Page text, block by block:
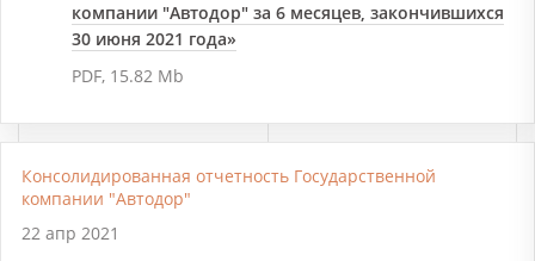
компании "Автодор" за 6 месяцев, закончившихся
30 июня 2021 года»
PDF, 15.82 Mb
Консолидированная отчетность Государственной
компании "Автодор"
22 апр 2021